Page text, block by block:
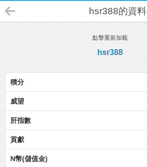
hsr388的資料
點擊重新加載
hsr388
積分
威望
肝指數
貢獻
N幣(儲值金)